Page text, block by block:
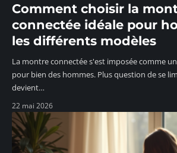
Comment choisir la
connectée idéale pour
les différents modèles
La montre connectée s'est imposée comme
pour bien des hommes. Plus question de se
devient…
22 mai 2026